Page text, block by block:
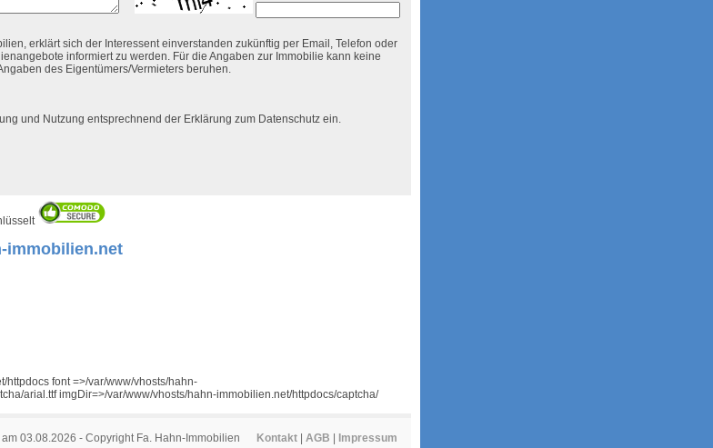
erklärt sich der Interessent einverstanden zukünftig per Email, Telefon oder
informiert zu werden. Für die Angaben zur Immobilie kann keine
des Eigentümers/Vermieters beruhen.
und Nutzung entsprechnend der Erklärung zum Datenschutz ein.
immobilien.net
font =>/var/www/vhosts/hahn-
arial.ttf imgDir=>/var/www/vhosts/hahn-immobilien.net/httpdocs/captcha/
am 03.08.2026 - Copyright Fa. Hahn-Immobilien Kontakt | AGB | Impressum